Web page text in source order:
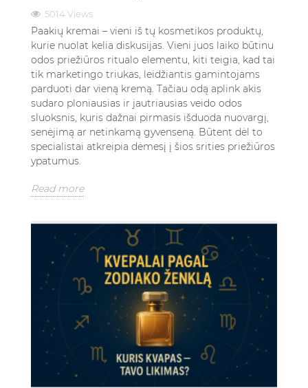
5014 Views
Paakių kremai – vieni iš tų kosmetikos produktų,
kurie nuolat kelia diskusijas. Vieni juos laiko būtinu
odos priežiūros ritualo elementu, kiti teigia, kad tai
tik marketingo triukas, leidžiantis gamintojams
parduoti dar vieną kremą. Tačiau odą aplink akis
sudaro ploniausias ir jautriausias veido odos
sluoksnis, kuris dažnai pirmasis išduoda nuovargį,
senėjimą ar netinkamą gyvenseną. Būtent dėl to
specialistai atkreipia dėmesį į šios srities priežiūros
ypatumus.
Read more